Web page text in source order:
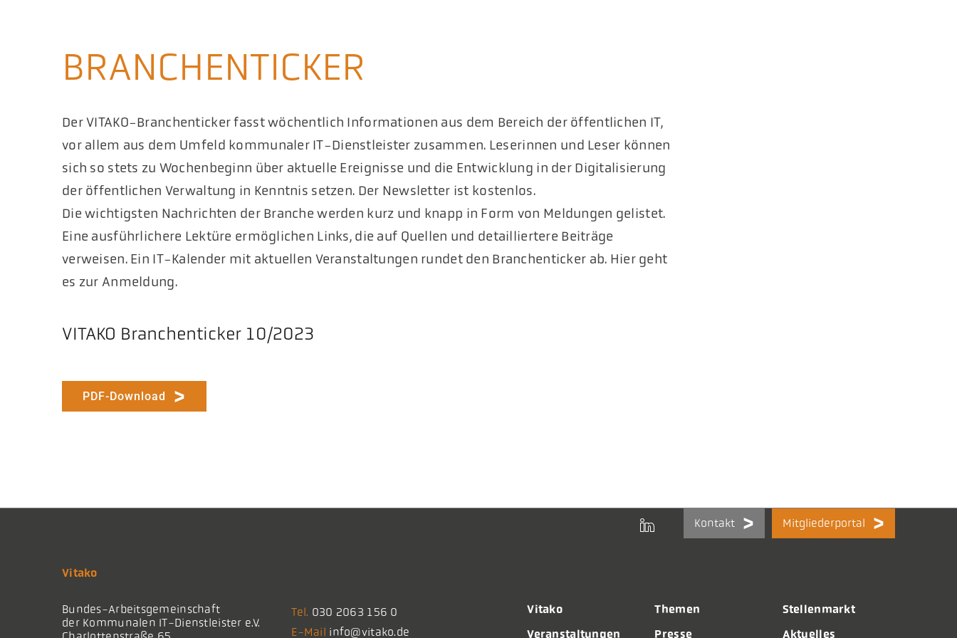
BRANCHENTICKER
Der VITAKO-Branchenticker fasst wöchentlich Informationen aus dem Bereich der öffentlichen IT,
vor allem aus dem Umfeld kommunaler IT-Dienstleister zusammen. Leserinnen und Leser können
sich so stets zu Wochenbeginn über aktuelle Ereignisse und die Entwicklung in der Digitalisierung
der öffentlichen Verwaltung in Kenntnis setzen. Der Newsletter ist kostenlos.
Die wichtigsten Nachrichten der Branche werden kurz und knapp in Form von Meldungen gelistet.
Eine ausführlichere Lektüre ermöglichen Links, die auf Quellen und detailliertere Beiträge
verweisen. Ein IT-Kalender mit aktuellen Veranstaltungen rundet den Branchenticker ab. Hier geht
es zur Anmeldung.
VITAKO Branchenticker 10/2023
PDF-Download
Kontakt Mitgliederportal
Vitako
Bundes-Arbeitsgemeinschaft
der Kommunalen IT-Dienstleister e.V.
Tel. 030 2063 156 0
E-Mail info@vitako.de
Vitako
Veranstaltungen
Themen
Presse
Stellenmarkt
Aktuelles